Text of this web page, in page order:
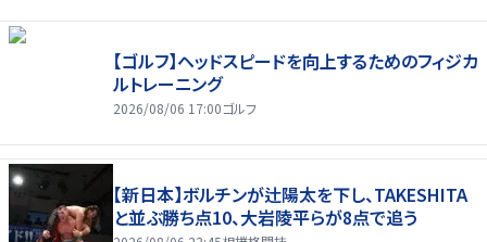
【ゴルフ】ヘッドスピードを向上するためのフィジカ
ルトレーニング
2026/08/06 17:00ゴルフ
【新日本】ボルチンが辻陽太を下し、TAKESHITA
と並ぶ勝ち点10、大岩陵平らが8点で追う